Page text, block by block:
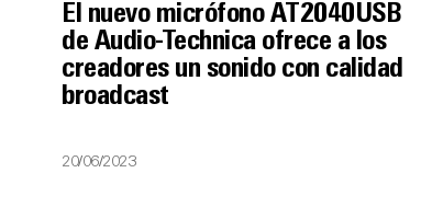
El nuevo micrófono AT2040USB
de Audio-Technica ofrece a los
creadores un sonido con calidad
broadcast
20/06/2023